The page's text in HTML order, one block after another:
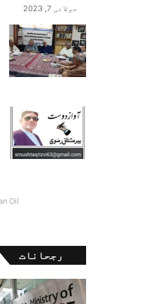
جولائی 7, 2023
Oil
رجحانات